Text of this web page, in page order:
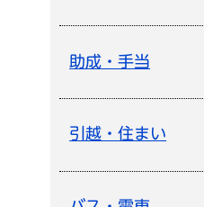
助成・手当
引越・住まい